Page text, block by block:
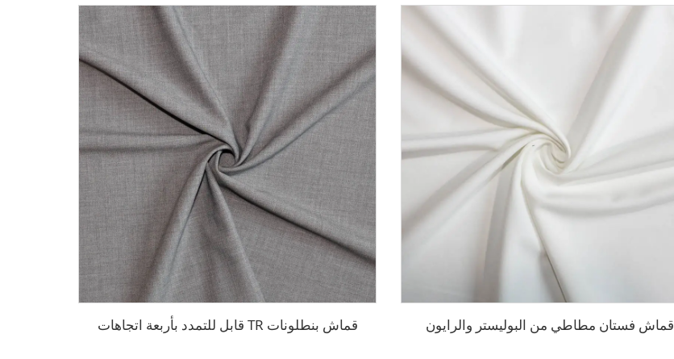
قماش فستان مطاطي من البوليستر والرايون قماش بنطلونات TR قابل للتمدد بأربعة اتجاهات